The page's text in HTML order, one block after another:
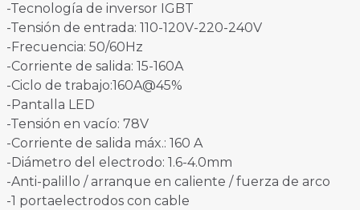
-Tecnología de inversor IGBT
-Tensión de entrada: 110-120V-220-240V
-Frecuencia: 50/60Hz
-Corriente de salida: 15-160A
-Ciclo de trabajo:160A@45%
-Pantalla LED
-Tensión en vacío: 78V
-Corriente de salida máx.: 160 A
-Diámetro del electrodo: 1.6-4.0mm
-Anti-palillo / arranque en caliente / fuerza de arco
-1 portaelectrodos con cable